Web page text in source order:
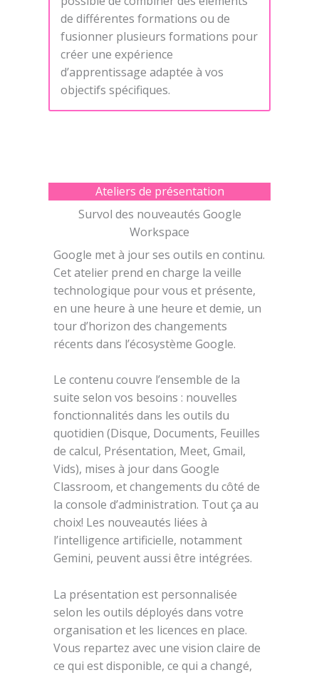
de différentes formations ou de
fusionner plusieurs formations pour
créer une expérience
d’apprentissage adaptée à vos
objectifs spécifiques.
Ateliers de présentation
Survol des nouveautés Google
Workspace
Google met à jour ses outils en continu.
Cet atelier prend en charge la veille
technologique pour vous et présente,
en une heure à une heure et demie, un
tour d’horizon des changements
récents dans l’écosystème Google.
Le contenu couvre l’ensemble de la
suite selon vos besoins : nouvelles
fonctionnalités dans les outils du
quotidien (Disque, Documents, Feuilles
de calcul, Présentation, Meet, Gmail,
Vids), mises à jour dans Google
Classroom, et changements du côté de
la console d’administration. Tout ça au
choix! Les nouveautés liées à
l’intelligence artificielle, notamment
Gemini, peuvent aussi être intégrées.
La présentation est personnalisée
selon les outils déployés dans votre
organisation et les licences en place.
Vous repartez avec une vision claire de
ce qui est disponible, ce qui a changé,